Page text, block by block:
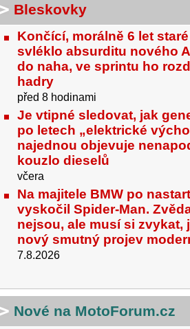
Bleskovky
Končící, morálně 6 let staré
svléklo absurditu nového
do naha, ve sprintu ho
hadry
před 8 hodinami
Je vtipné sledovat, jak
po letech „elektrické
najednou objevuje
kouzlo dieselů
včera
Na majitele BMW po
vyskočil Spider-Man.
nejsou, ale musí si zvykat,
nový smutný projev
7.8.2026
Nové na MotoForum.cz